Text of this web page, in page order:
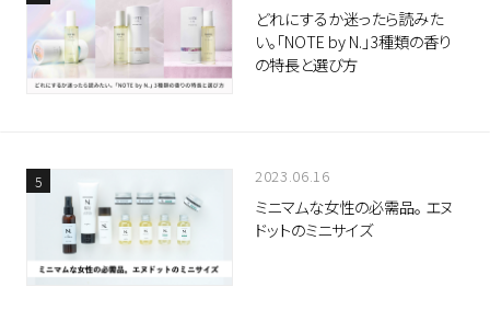
どれにするか迷ったら読みた
い。「NOTE by N.」3種類の香り
の特長と選び方
2023.06.16
ミニマムな女性の必需品。 エヌ
ドットのミニサイズ